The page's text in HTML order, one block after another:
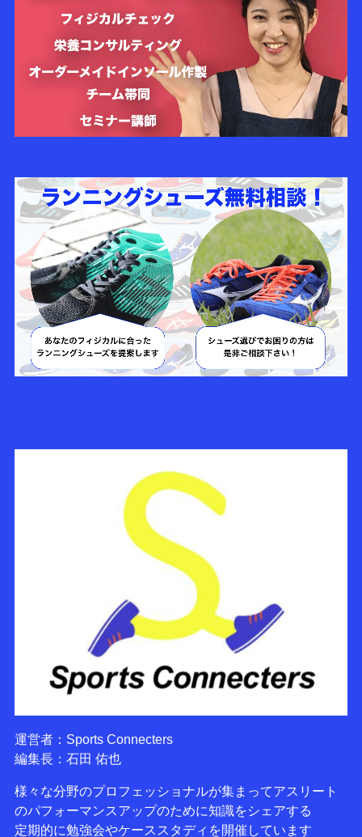
運営者：Sports Connecters
編集長：石田 佑也
様々な分野のプロフェッショナルが集まってアスリート
のパフォーマンスアップのために知識をシェアする
定期的に勉強会やケーススタディを開催しています